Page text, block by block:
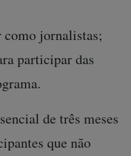
como jornalistas;
participar das
de três meses
que não